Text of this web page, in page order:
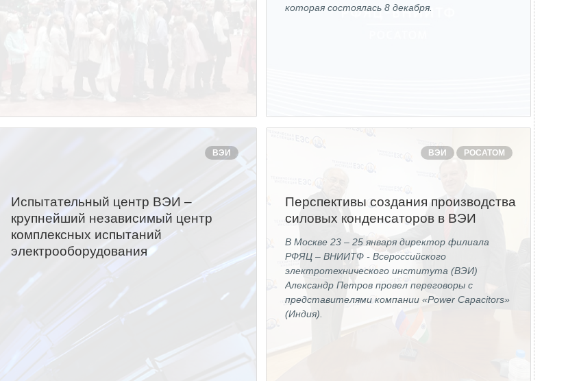
которая состоялась 8 декабря.
ВЭИ
Испытательный центр ВЭИ –
крупнейший независимый центр
комплексных испытаний
электрооборудования
ВЭИ РОСАТОМ
Перспективы создания производства
силовых конденсаторов в ВЭИ
В Москве 23 – 25 января директор филиала
РФЯЦ – ВНИИТФ - Всероссийского
электротехнического института (ВЭИ)
Александр Петров провел переговоры с
представителями компании «Power Capacitors»
(Индия).